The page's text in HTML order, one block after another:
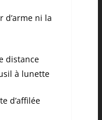
d’arme ni la
distance
à lunette
d’affilée